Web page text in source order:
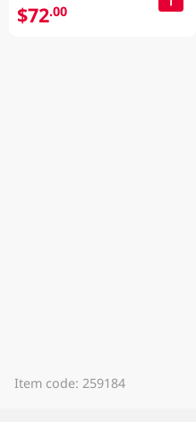
$72.00
Item code: 259184